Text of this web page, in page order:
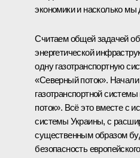
экономики и насколько мы
Считаем общей задачей
энергетической
одну газотранспортную
«Северный поток». Начали
газотранспортной
поток». Всё это вместе с
системы Украины, с
существенным образом
безопасность